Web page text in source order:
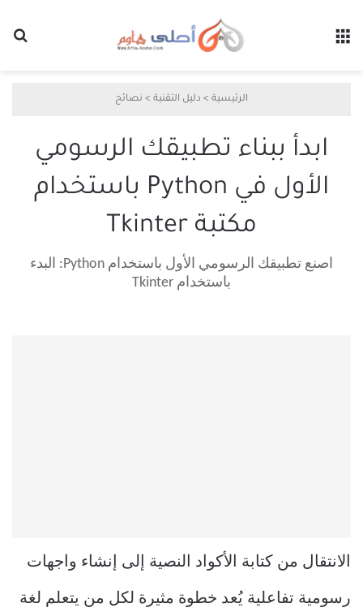
الرئيسية > دليل التقنية > نصائح
ابدأ ببناء تطبيقك الرسومي
الأول في Python باستخدام
مكتبة Tkinter
اصنع تطبيقك الرسومي الأول باستخدام Python: البدء
باستخدام Tkinter
الانتقال من كتابة الأكواد النصية إلى إنشاء واجهات
رسومية تفاعلية يُعد خطوة مثيرة لكل من يتعلم لغة